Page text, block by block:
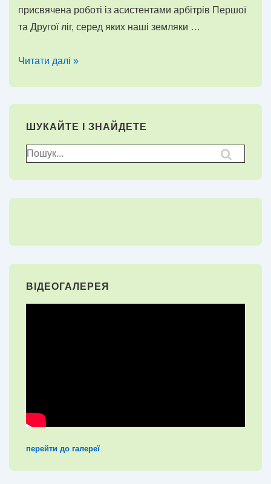
присвячена роботі із асистентами арбітрів Першої
та Другої ліг, серед яких наші земляки …
Херсонські
до
сезону
Читати далі »
ШУКАЙТЕ І ЗНАЙДЕТЕ
Пошук
для:
ВІДЕОГАЛЕРЕЯ
перейти до галереї